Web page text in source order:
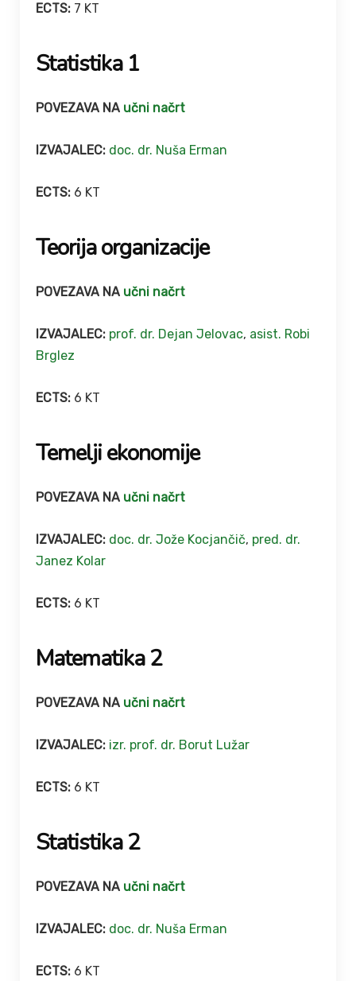
ECTS: 7 KT
Statistika 1
POVEZAVA NA učni načrt
IZVAJALEC: doc. dr. Nuša Erman
ECTS: 6 KT
Teorija organizacije
POVEZAVA NA učni načrt
IZVAJALEC: prof. dr. Dejan Jelovac, asist. Robi
Brglez
ECTS: 6 KT
Temelji ekonomije
POVEZAVA NA učni načrt
IZVAJALEC: doc. dr. Jože Kocjančič, pred. dr.
Janez Kolar
ECTS: 6 KT
Matematika 2
POVEZAVA NA učni načrt
IZVAJALEC: izr. prof. dr. Borut Lužar
ECTS: 6 KT
Statistika 2
POVEZAVA NA učni načrt
IZVAJALEC: doc. dr. Nuša Erman
ECTS: 6 KT